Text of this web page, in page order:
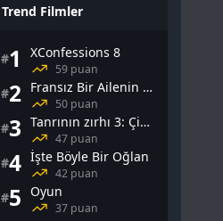
Trend Filmler
#1 XConfessions 8
59 puan
#2 Fransız Bir Ailenin Cinsel Yaşamı
50 puan
#3 Tanrının zırhı 3: Çin Falı
47 puan
#4 İşte Böyle Bir Oğlan
42 puan
#5 Oyun
37 puan